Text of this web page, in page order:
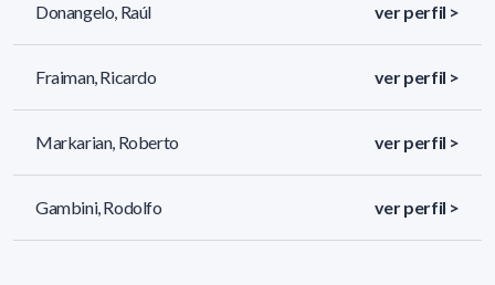
Donangelo, Raúl ver perfil >
Fraiman, Ricardo ver perfil >
Markarian, Roberto ver perfil >
Gambini, Rodolfo ver perfil >